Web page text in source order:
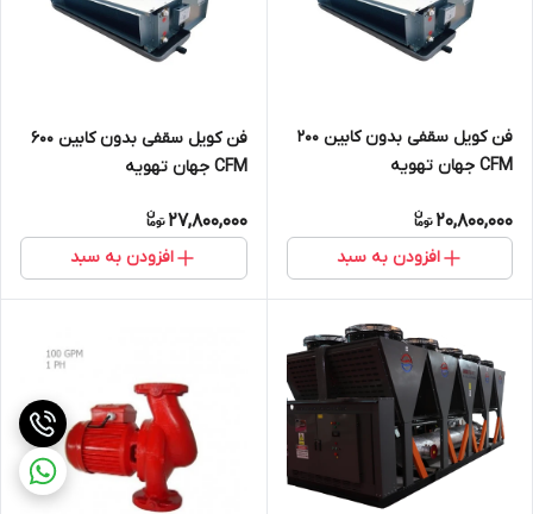
فن کویل سقفی بدون کابین 200
CFM جهان تهویه
20,800,000
افزودن به سبد
فن کویل سقفی بدون کابین 600
CFM جهان تهویه
27,800,000
افزودن به سبد